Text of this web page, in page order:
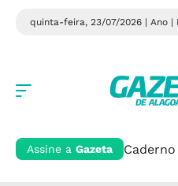
quinta-feira, 23/07/2026 | Ano |
Assine a Gazeta Caderno